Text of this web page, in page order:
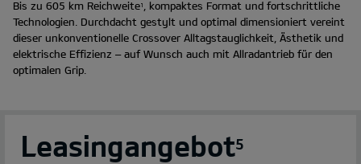
Bis zu 605 km Reichweite1 , kompaktes Format und fortschrittliche
Technologien. Durchdacht gestylt und optimal dimensioniert vereint
dieser unkonventionelle Crossover Alltagstauglichkeit, Ästhetik und
elektrische Effizienz – auf Wunsch auch mit Allradantrieb für den
optimalen Grip.
Leasingangebot5